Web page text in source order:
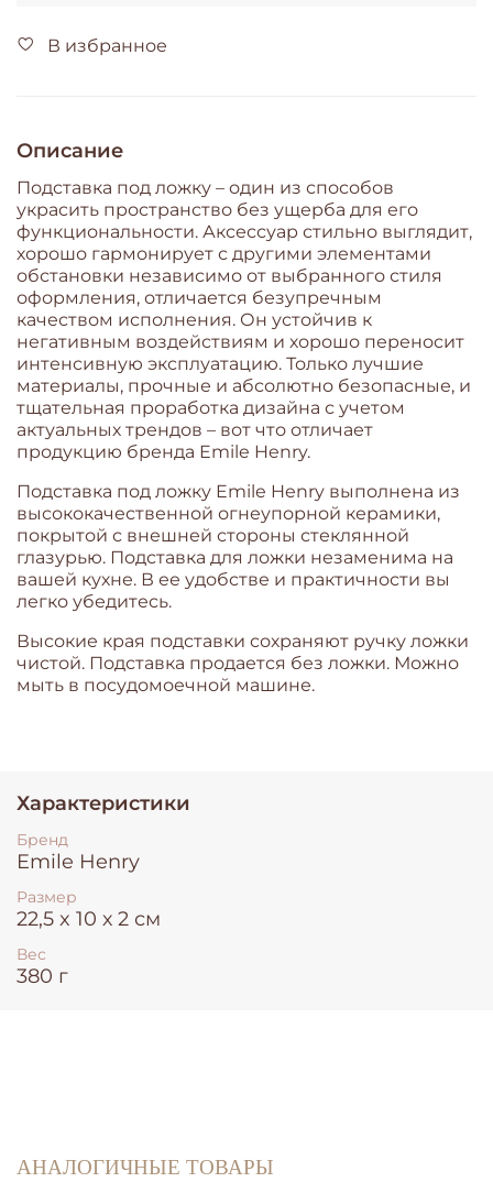
В избранное
Описание
Подставка под ложку – один из способов
украсить пространство без ущерба для его
функциональности. Аксессуар стильно выглядит,
хорошо гармонирует с другими элементами
обстановки независимо от выбранного стиля
оформления, отличается безупречным
качеством исполнения. Он устойчив к
негативным воздействиям и хорошо переносит
интенсивную эксплуатацию. Только лучшие
материалы, прочные и абсолютно безопасные, и
тщательная проработка дизайна с учетом
актуальных трендов – вот что отличает
продукцию бренда Emile Henry.
Подставка под ложку Emile Henry выполнена из
высококачественной огнеупорной керамики,
покрытой с внешней стороны стеклянной
глазурью. Подставка для ложки незаменима на
вашей кухне. В ее удобстве и практичности вы
легко убедитесь.
Высокие края подставки сохраняют ручку ложки
чистой. Подставка продается без ложки. Можно
мыть в посудомоечной машине.
Характеристики
Бренд
Emile Henry
Размер
22,5 x 10 х 2 см
Вес
380 г
АНАЛОГИЧНЫЕ ТОВАРЫ